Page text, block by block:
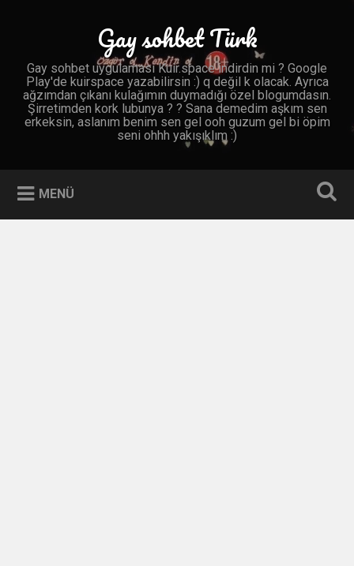
Gay sohbet Türk
Gay sohbet uygulaması Kuir.space indirdin mi ? Google
Play'de kuirspace yazabilirsin :) q değil k olacak. Ayrıca
ağzımdan çıkanı kulağımın duymadığı özel blogumdasın.
Şirretimden kork lubunya ? ? Sana demedim aşkım sen
erkeksin, aslanım benim sen gel ooh guzum gel bi öpim
seni ohhh yakışıklım :)
MENÜ